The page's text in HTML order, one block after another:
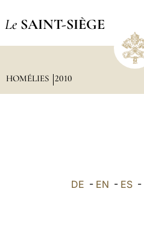
Le SAINT-SIÈGE
HOMÉLIES 2010
DE - EN - ES -